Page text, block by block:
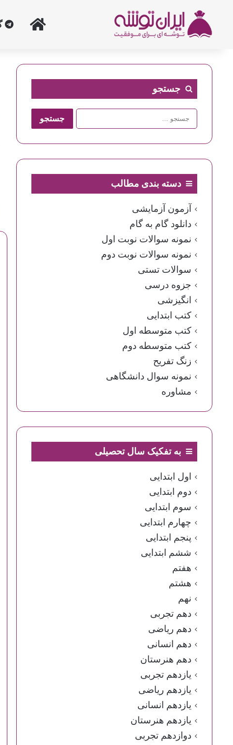
خانه
جستجو
جستجو
برای:
دسته بندی مطالب
آزمون آزمایشی
دانلود گام به گام
نمونه سوالات نوبت اول
نمونه سوالات نوبت دوم
سوالات تستی
جزوه درسی
انگیزشی
کتب ابتدایی
کتب متوسطه اول
کتب متوسطه دوم
زنگ تفریح
نمونه سوال دانشگاهی
مشاوره
به تفکیک سال تحصیلی
اول ابتدایی
دوم ابتدایی
سوم ابتدایی
چهارم ابتدایی
پنجم ابتدایی
ششم ابتدایی
هفتم
هشتم
نهم
دهم تجربی
دهم ریاضی
دهم انسانی
دهم هنرستان
یازدهم تجربی
یازدهم ریاضی
یازدهم انسانی
یازدهم هنرستان
دوازدهم تجربی